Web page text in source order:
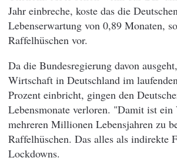
Jahr einbreche, koste das die
Lebenserwartung von 0,89 Monaten,
Raffelhüschen vor.
Da die Bundesregierung davon
Wirtschaft in Deutschland im
Prozent einbricht, gingen den
Lebensmonate verloren. "Damit ist ein
mehreren Millionen Lebensjahren zu
Raffelhüschen. Das alles als indirekte
Lockdowns.